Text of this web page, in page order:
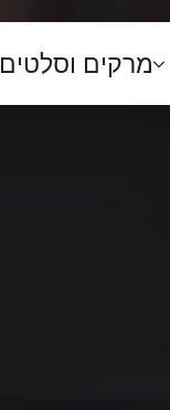
מרקים וסלטים